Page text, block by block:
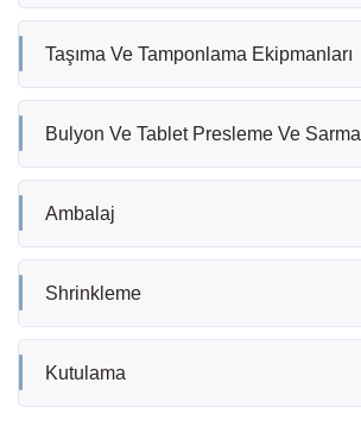
Taşıma Ve Tamponlama Ekipmanları
Bulyon Ve Tablet Presleme Ve Sarma
Ambalaj
Shrinkleme
Kutulama